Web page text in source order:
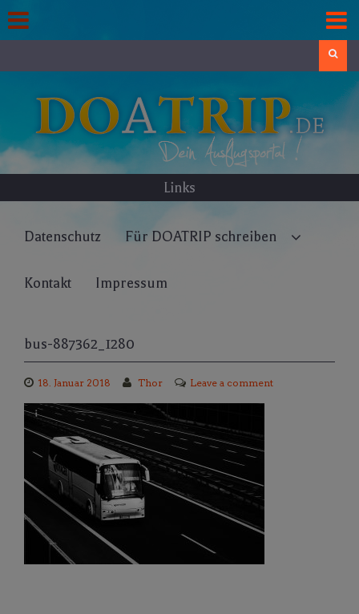
to
content
Links
Datenschutz Für DOATRIP schreiben
Kontakt Impressum
bus-887362_1280
18. Januar 2018 Thor Leave a comment